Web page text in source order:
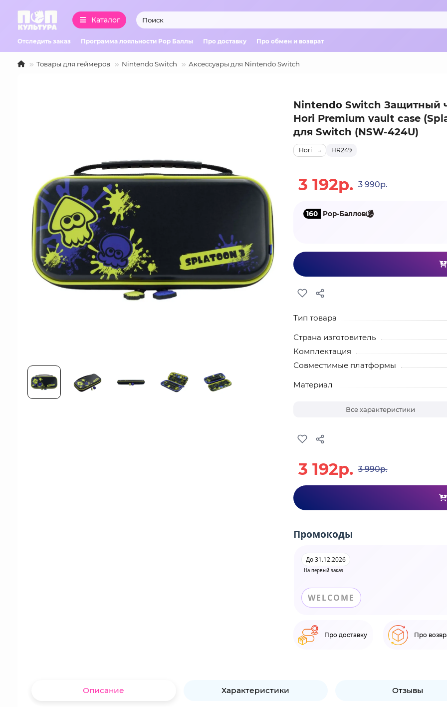
Каталог
Отследить заказ Программа лояльности Pop Баллы Про доставку Про обмен и возврат
Товары для геймеров Nintendo Switch Аксессуары для Nintendo Switch
Nintendo Switch Защитный
Hori Premium vault case
для Switch (NSW-424U)
HR249
Hori
3 192р. 3 990р.
160 Pop-Баллов
Тип товара
Страна изготовитель
Комплектация
Совместимые платформы
Материал
Все характеристики
3 192р. 3 990р.
Промокоды
На первый заказ
До 31.12.2026
WELCOME
Про доставку Про
Описание Характеристики Отзывы